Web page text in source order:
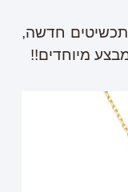
תכשיטים חדשה,
מיוחדים!!